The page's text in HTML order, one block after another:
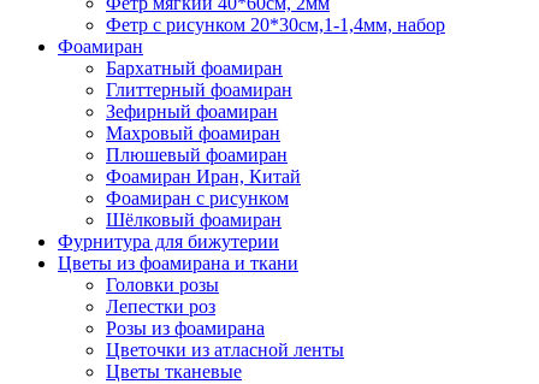
Фетр с рисунком 20*30см,1-1,4мм, набор
Фоамиран
Бархатный фоамиран
Глиттерный фоамиран
Зефирный фоамиран
Махровый фоамиран
Плюшевый фоамиран
Фоамиран Иран, Китай
Фоамиран с рисунком
Шёлковый фоамиран
Фурнитура для бижутерии
Цветы из фоамирана и ткани
Головки розы
Лепестки роз
Розы из фоамирана
Цветочки из атласной ленты
Цветы тканевые